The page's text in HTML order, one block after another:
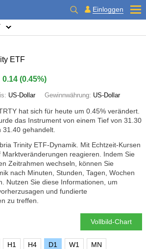
Einloggen
ETF
0.14 (0.45%)
US-Dollar Gewinnwährung: US-Dollar
hat sich für heute um 0.45% verändert.
das Instrument von einem Tief von 31.30
gehandelt.
Trinity ETF-Dynamik. Mit Echtzeit-Kursen
Marktveränderungen reagieren. Indem Sie
Zeitrahmen wechseln, können Sie
nach Minuten, Stunden, Tagen, Wochen
Nutzen Sie diese Informationen, um
und fundierte
zu treffen.
Vollbild-Chart
H1 H4 D1 W1 MN